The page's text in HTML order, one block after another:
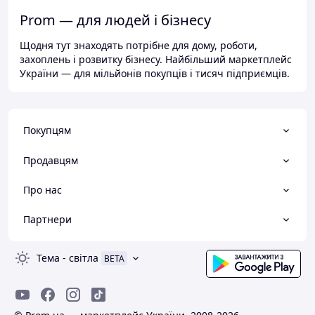
Prom — для людей і бізнесу
Щодня тут знаходять потрібне для дому, роботи,
захоплень і розвитку бізнесу. Найбільший маркетплейс
України — для мільйонів покупців і тисяч підприємців.
Покупцям
Продавцям
Про нас
Партнери
Тема - світла BETA